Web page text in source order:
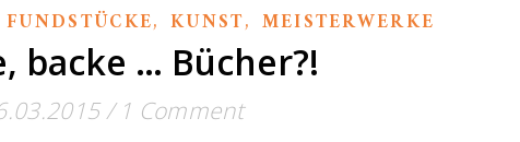
FUNDSTÜCKE,KUNST, MEISTERWERKE
backe … Bücher?!
/ 1 Comment